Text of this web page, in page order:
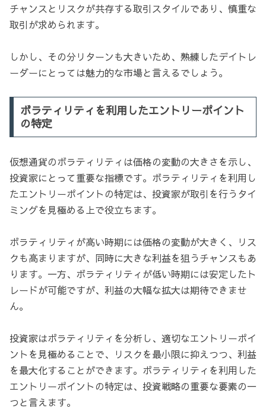
チャンスとリスクが共存する取引スタイルであり、慎重な
取引が求められます。
しかし、その分リターンも大きいため、熟練したデイトレ
ーダーにとっては魅力的な市場と言えるでしょう。
ボラティリティを利用したエントリーポイント
の特定
仮想通貨のボラティリティは価格の変動の大きさを示し、
投資家にとって重要な指標です。ボラティリティを利用し
たエントリーポイントの特定は、投資家が取引を行うタイ
ミングを見極める上で役立ちます。
ボラティリティが高い時期には価格の変動が大きく、リス
クも高まりますが、同時に大きな利益を狙うチャンスもあ
ります。一方、ボラティリティが低い時期には安定したト
レードが可能ですが、利益の大幅な拡大は期待できませ
ん。
投資家はボラティリティを分析し、適切なエントリーポイ
ントを見極めることで、リスクを最小限に抑えつつ、利益
を最大化することができます。ボラティリティを利用した
エントリーポイントの特定は、投資戦略の重要な要素の一
つと言えます。